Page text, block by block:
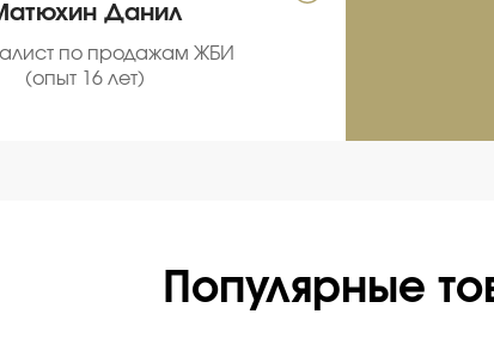
Данил
по продажам ЖБИ
(опыт 16 лет)
Популярные